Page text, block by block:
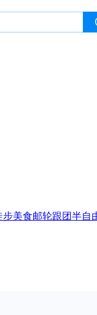
步美食邮轮跟团半自